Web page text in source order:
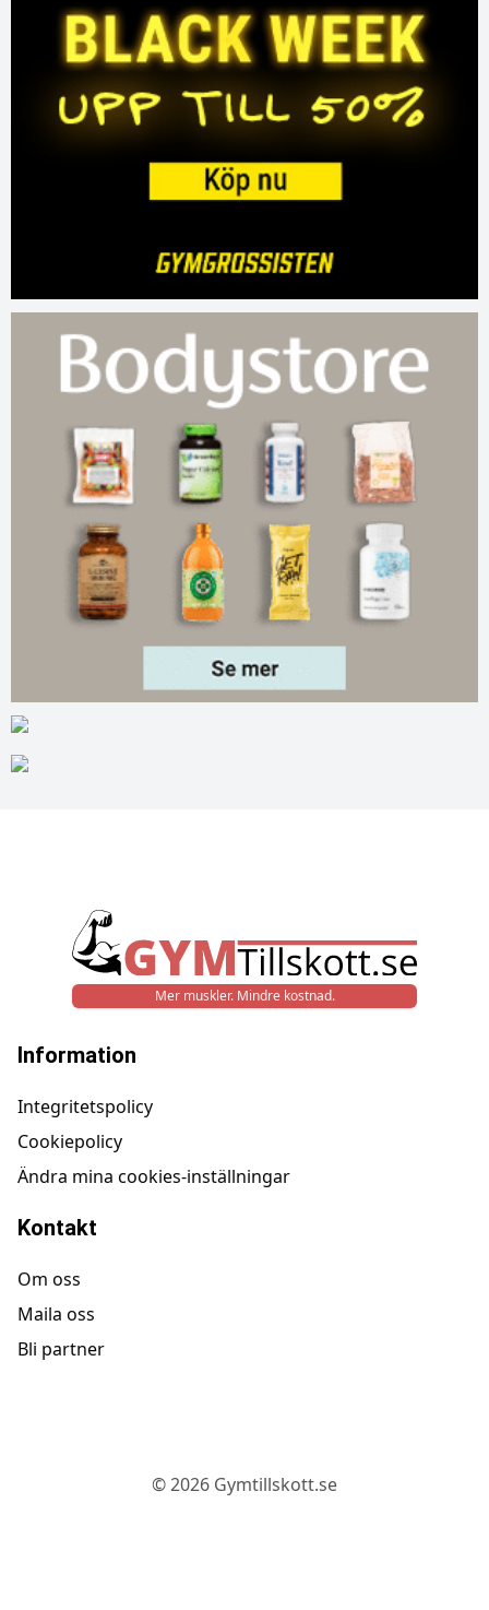
Mer muskler. Mindre kostnad.
Information
Integritetspolicy
Cookiepolicy
Ändra mina cookies-inställningar
Kontakt
Om oss
Maila oss
Bli partner
©2026 Gymtillskott.se